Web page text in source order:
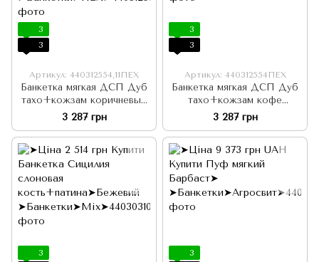
3
3
Артикул: 440312554,11ПЕХ
Банкетка мягкая ДСП Дуб
тахо+кожзам коричневый
130х40х39
3 287 грн
3
3
Артикул: 440312554ПЕХ
Банкетка мягкая ДСП Дуб
тахо+кожзам кофе
130х40х39
3 287 грн
3
3